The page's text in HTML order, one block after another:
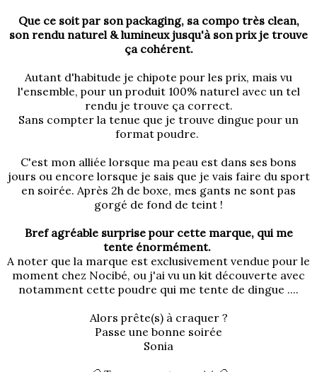
Que ce soit par son packaging, sa compo très clean,
son rendu naturel & lumineux jusqu'à son prix je trouve
ça cohérent.
Autant d'habitude je chipote pour les prix, mais vu
l'ensemble, pour un produit 100% naturel avec un tel
rendu je trouve ça correct.
Sans compter la tenue que je trouve dingue pour un
format poudre.
C'est mon alliée lorsque ma peau est dans ses bons
jours ou encore lorsque je sais que je vais faire du sport
en soirée. Après 2h de boxe, mes gants ne sont pas
gorgé de fond de teint !
Bref agréable surprise pour cette marque, qui me
tente énormément.
A noter que la marque est exclusivement vendue pour le
moment chez Nocibé, ou j'ai vu un kit découverte avec
notamment cette poudre qui me tente de dingue ....
Alors prête(s) à craquer ?
Passe une bonne soirée
Sonia